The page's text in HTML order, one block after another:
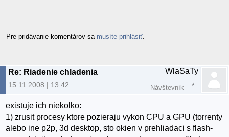
Pre pridávanie komentárov sa musíte prihlásiť
Re: Riadenie chladenia
15.11.2008 | 13:42
WlaSaTy
Návštevník
existuje ich niekolko:
1) zrusit procesy ktore pozieraju vykon CPU a GPU (torrenty
alebo ine p2p, 3d desktop, sto okien v prehliadaci s flash-